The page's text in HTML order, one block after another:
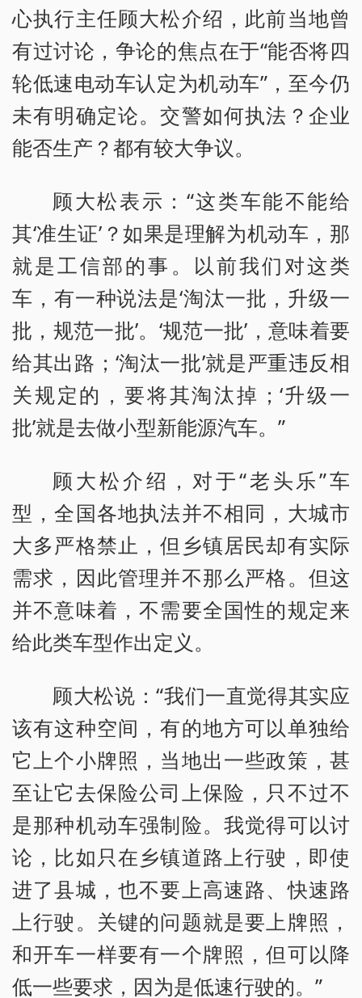
心执行主任顾大松介绍，此前当地曾
有过讨论，争论的焦点在于“能否将四
轮低速电动车认定为机动车”，至今仍
未有明确定论。交警如何执法？企业
能否生产？都有较大争议。
顾大松表示：“这类车能不能给
其‘准生证’？如果是理解为机动车，那
就是工信部的事。以前我们对这类
车，有一种说法是‘淘汰一批，升级一
批，规范一批’。‘规范一批’，意味着要
给其出路；‘淘汰一批’就是严重违反相
关规定的，要将其淘汰掉；‘升级一
批’就是去做小型新能源汽车。”
顾大松介绍，对于“老头乐”车
型，全国各地执法并不相同，大城市
大多严格禁止，但乡镇居民却有实际
需求，因此管理并不那么严格。但这
并不意味着，不需要全国性的规定来
给此类车型作出定义。
顾大松说：“我们一直觉得其实应
该有这种空间，有的地方可以单独给
它上个小牌照，当地出一些政策，甚
至让它去保险公司上保险，只不过不
是那种机动车强制险。我觉得可以讨
论，比如只在乡镇道路上行驶，即使
进了县城，也不要上高速路、快速路
上行驶。关键的问题就是要上牌照，
和开车一样要有一个牌照，但可以降
低一些要求，因为是低速行驶的。”